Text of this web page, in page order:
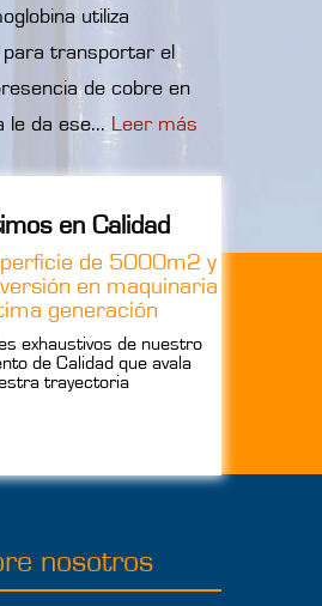
utiliza
para transportar el
de cobre en
le da ese... Leer más
en Calidad
de 5000m2 y
en maquinaria
generación
exhaustivos de nuestro
de Calidad que avala
trayectoria
nosotros